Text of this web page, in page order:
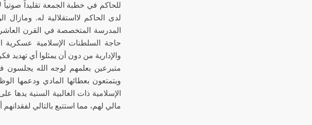
للحاكم في خطبة الجمعة تقليداً
لدى الحاكم لااستقلالية له.
المدرسة المتخصصة في القرن
حاجة السلطنات الإسلامية عسكرية
والإدارية من دون أن يمثلوا أي
متبرعين بعلمهم لوجه الله
ويتمتعون بعطائها المادي ودعمها
الإسلامية ذات الغالبية السنية
مالي لهم، مما استتبع بالتالي